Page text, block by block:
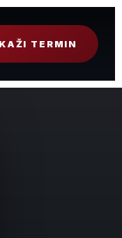
TERMIN